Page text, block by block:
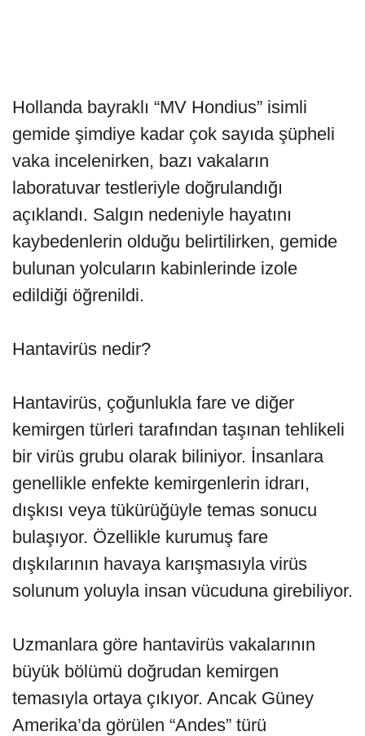
Hollanda bayraklı “MV Hondius” isimli
gemide şimdiye kadar çok sayıda şüpheli
vaka incelenirken, bazı vakaların
laboratuvar testleriyle doğrulandığı
açıklandı. Salgın nedeniyle hayatını
kaybedenlerin olduğu belirtilirken, gemide
bulunan yolcuların kabinlerinde izole
edildiği öğrenildi.
Hantavirüs nedir?
Hantavirüs, çoğunlukla fare ve diğer
kemirgen türleri tarafından taşınan tehlikeli
bir virüs grubu olarak biliniyor. İnsanlara
genellikle enfekte kemirgenlerin idrarı,
dışkısı veya tükürüğüyle temas sonucu
bulaşıyor. Özellikle kurumuş fare
dışkılarının havaya karışmasıyla virüs
solunum yoluyla insan vücuduna girebiliyor.
Uzmanlara göre hantavirüs vakalarının
büyük bölümü doğrudan kemirgen
temasıyla ortaya çıkıyor. Ancak Güney
Amerika’da görülen “Andes” türü